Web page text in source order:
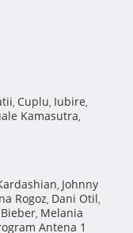
, Cuplu, Iubire,
Kamasutra,
, Johnny
Rogoz, Dani Otil,
, Melania
Antena 1